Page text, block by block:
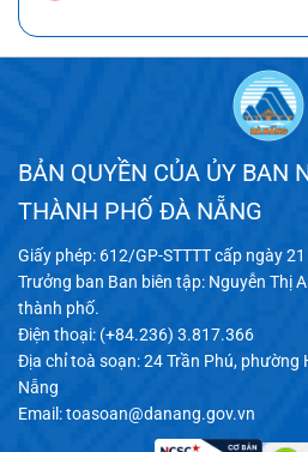
BẢN QUYỀN CỦA ỦY BAN
THÀNH PHỐ ĐÀ NẴNG
Giấy phép: 612/GP-STTTT cấp ngày
Trưởng ban Ban biên tập: Nguyễn Thị
thành phố.
Điện thoại: (+84.236) 3.817.366
Địa chỉ toà soạn: 24 Trần Phú, phường
Nẵng
Email:toasoan@danang.gov.vn